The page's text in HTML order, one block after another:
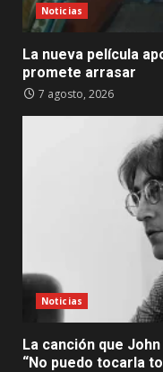
Noticias
La nueva película
promete arrasar
7 agosto, 2026
Noticias
La canción que
“No puedo tocarla